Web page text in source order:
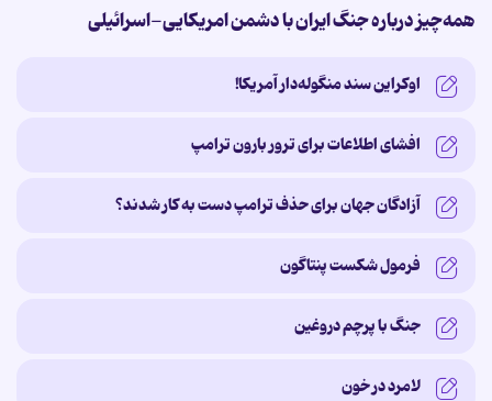
همه‌چیز درباره جنگ ایران با دشمن امریکایی-اسرائیلی
اوکراین سند منگوله‌دار آمریکا!
افشای اطلاعات برای ترور بارون ترامپ
آزادگان جهان برای حذف ترامپ دست به کار شدند؟
فرمول شکست پنتاگون
جنگ با پرچم دروغین
لامرد در خون